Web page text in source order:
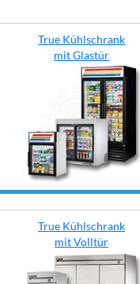
True Kühlschrank
mit Glastür
True Kühlschrank
mit Volltür